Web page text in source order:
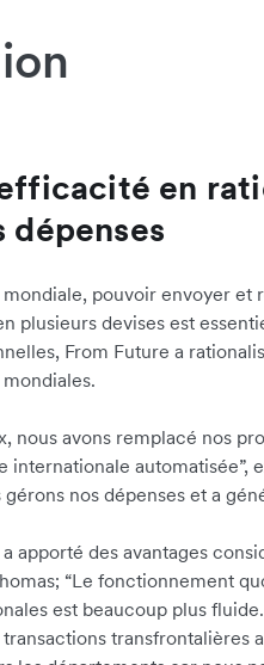
en
dépenses
pouvoir envoyer et
plusieurs devises est
From Future a
nous avons remplacé nos
internationale automatisée”,
nos dépenses et a
apporté des avantages
“Le fonctionnement
est beaucoup plus
transfrontalières